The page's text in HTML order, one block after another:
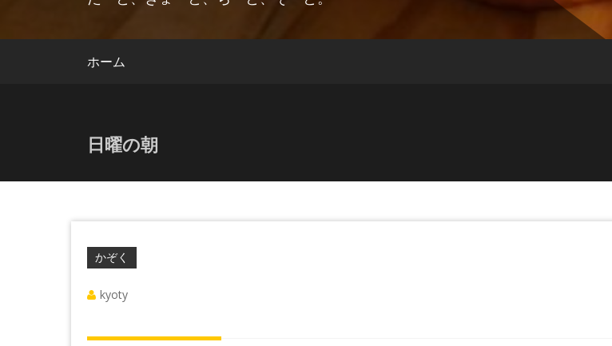
ホーム
日曜の朝
かぞく
kyoty